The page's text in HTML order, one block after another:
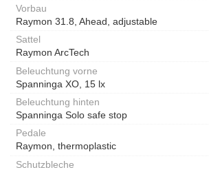
Vorbau
Raymon 31.8, Ahead, adjustable
Sattel
Raymon ArcTech
Beleuchtung vorne
Spanninga XO, 15 lx
Beleuchtung hinten
Spanninga Solo safe stop
Pedale
Raymon, thermoplastic
Schutzbleche